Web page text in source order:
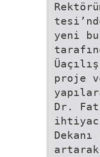
yeni
proje
Dr.
artarak